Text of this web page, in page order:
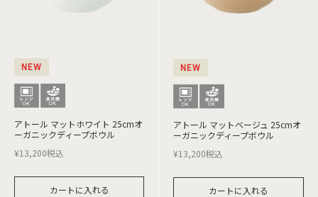
NEW
アトール マットホワイト 25cmオ
ーガニックディープボウル
¥13,200税込
カートに入れる
NEW
アトール マットベージュ 25cmオ
ーガニックディープボウル
¥13,200税込
カートに入れる